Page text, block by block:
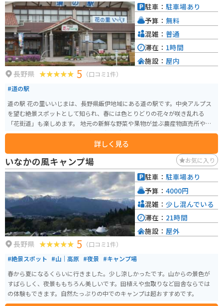
長野県 5 （口コミ1件）
#道の駅
道の駅 花の里いいじまは、長野県飯伊地域にある道の駅です。中央アルプス
を望む絶景スポットとして知られ、春には色とりどりの花々が咲き乱れる
「花街道」も楽しめます。 地元の新鮮な野菜や果物が並ぶ農産物直売所や、
手打ちそばやソースカツ丼などのご当地グルメが味わえる飲食店も人気で
す。特におすすめは、地元産のそば粉を使った「天龍そば」です。 バイクで
訪れる場合、道の駅には広い駐車場が完備されているので安心です。周辺に
は、中央アルプスを望むワインディングロードなど、ツーリングに最適なル
ートも充実しています。 お土産には、地元産のりんごを使ったジュースやジ
ャム、そばを使ったお菓子などがおすすめです。
詳しく見る
駐車： 駐車場あり
予算： 無料
混雑： 普通
滞在： 1時間
施設： 屋内
いなかの風キャンプ場 お気に入り
長野県 5 （口コミ1件）
#絶景スポット #山｜高原 #夜景 #キャンプ場
春から夏になるくらいに行きました。少し涼しかったです。山からの景色が
すばらしく、夜景ももちろん美しいです。田植えや虫取りなど田舎ならでは
の体験もできます。自然たっぷりの中でのキャンプは超おすすめです。
駐車： 駐車場あり
予算： 4000円
混雑： 少し混んでいる
滞在： 21時間
施設： 屋外